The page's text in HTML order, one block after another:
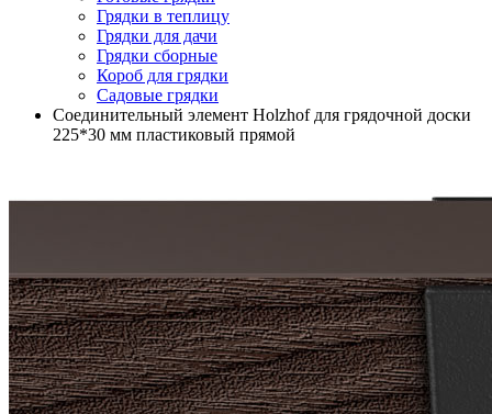
Грядки в теплицу
Грядки для дачи
Грядки сборные
Короб для грядки
Садовые грядки
Соединительный элемент Holzhof для грядочной доски
225*30 мм пластиковый прямой